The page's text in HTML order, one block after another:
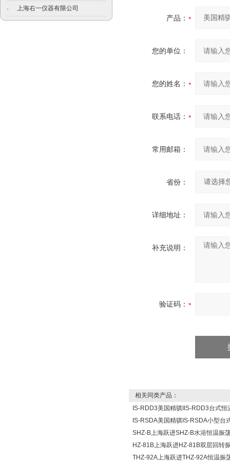
· 上海右一仪器有限公司
产品：
您的单位：
您的姓名：
联系电话：
常用邮箱：
省份：
详细地址：
补充说明：
验证码：
相关同类产品：
IS-RDD3美国精骐IIS-RDD3台式恒
IS-RSDA美国精骐IS-RSDA小型台
SHZ-B上海跃进SHZ-B水浴恒温振
HZ-81B上海跃进HZ-81B双层回转
THZ-92A上海跃进THZ-92A恒温振